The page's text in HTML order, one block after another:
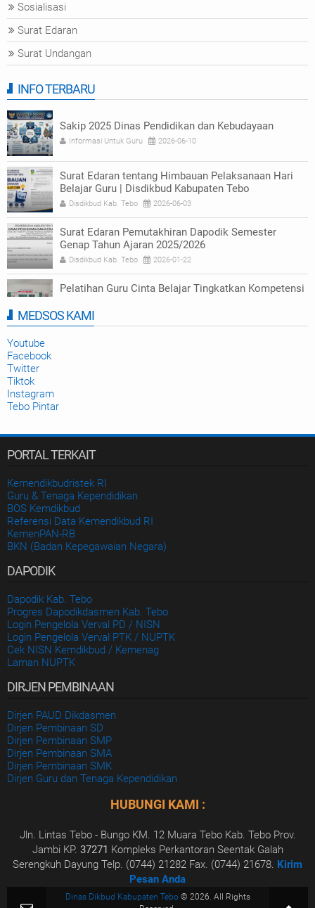
Sosialisasi
Surat Edaran
Surat Undangan
INFO TERBARU
Sakip 2025 Dinas Pendidikan dan Kebudayaan
Informasi Untuk Guru 2026-06-10
Surat Edaran tentang Himbauan Pelaksanaan Hari
Belajar Guru | Disdikbud Kabupaten Tebo
Disdikbud Kab. Tebo 2026-06-03
Surat Edaran Pemutakhiran Dapodik Semester
Genap Tahun Ajaran 2025/2026
Disdikbud Kab. Tebo 2026-01-22
Pelatihan Guru Cinta Belajar Tingkatkan Kompetensi
Disdikbud Kab. Tebo
MEDSOS KAMI
Youtube
Facebook
Twitter
Tiktok
Instagram
Tebo Pintar
PORTAL TERKAIT
Kemendikbudristek RI
Guru & Tenaga Kependidikan
BOS Kemdikbud
Referensi Data Kemendikbud RI
KemenPAN-RB
BKN (Badan Kepegawaian Negara)
DAPODIK
Dapodik Kab. Tebo
Progres Dapodikdasmen Kab. Tebo
Login Pengelola Verval PD / NISN
Login Pengelola Verval PTK / NUPTK
Cek NISN Kemdikbud / Kemenag
Laman NUPTK
DIRJEN PEMBINAAN
Dirjen PAUD Dikdasmen
Dirjen Pembinaan SD
Dirjen Pembinaan SMP
Dirjen Pembinaan SMA
Dirjen Pembinaan SMK
Dirjen Guru dan Tenaga Kependidikan
HUBUNGI KAMI :
Jln. Lintas Tebo - Bungo KM. 12 Muara Tebo Kab. Tebo Prov.
Jambi KP. 37271 Kompleks Perkantoran Seentak Galah
Serengkuh Dayung Telp. (0744) 21282 Fax. (0744) 21678. Kirim
Pesan Anda
Dinas Dikbud Kabupaten Tebo © 2026. All Rights